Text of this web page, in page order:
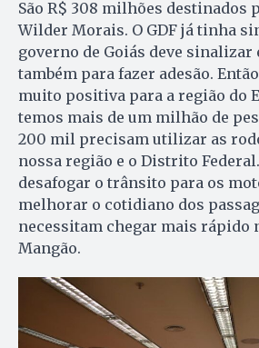
São R$ 308 milhões destinados
Wilder Morais. O GDF já tinha
governo de Goiás deve sinalizar
também para fazer adesão.
muito positiva para a região do
temos mais de um milhão de
200 mil precisam utilizar as
nossa região e o Distrito
desafogar o trânsito para os
melhorar o cotidiano dos
necessitam chegar mais rápido
Mangão.